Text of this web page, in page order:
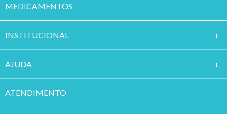
MEDICAMENTOS
INSTITUCIONAL
AJUDA
ATENDIMENTO